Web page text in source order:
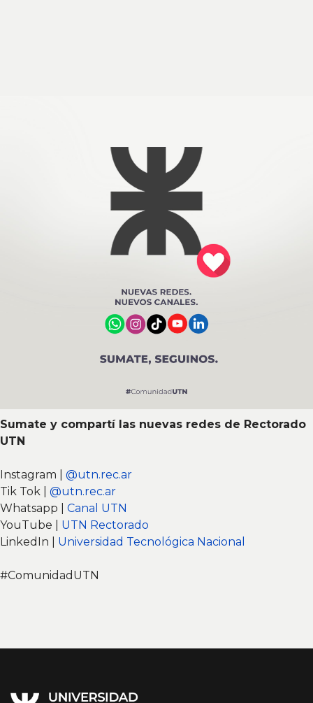
Sumate y compartí las nuevas redes de Rectorado
UTN
Instagram | @utn.rec.ar
Tik Tok | @utn.rec.ar
Whatsapp | Canal UTN
YouTube | UTN Rectorado
LinkedIn | Universidad Tecnológica Nacional
#ComunidadUTN